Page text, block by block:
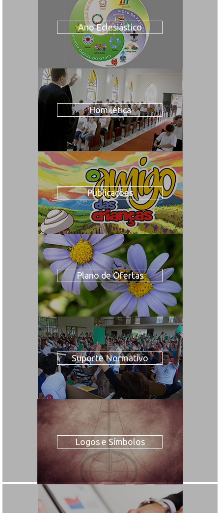
Ano Eclesiástico
Homilética
Publicações
Plano de Ofertas
Suporte Normativo
Logos e Símbolos